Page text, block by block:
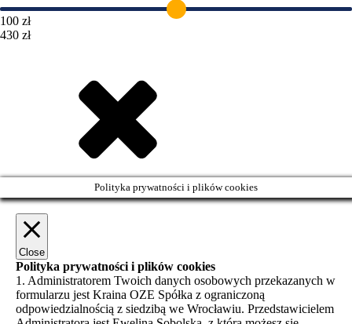
100 zł
430 zł
Polityka prywatności i plików cookies
Close
Polityka prywatności i plików cookies
1. Administratorem Twoich danych osobowych przekazanych w
formularzu jest Kraina OZE Spółka z ograniczoną
odpowiedzialnością z siedzibą we Wrocławiu. Przedstawicielem